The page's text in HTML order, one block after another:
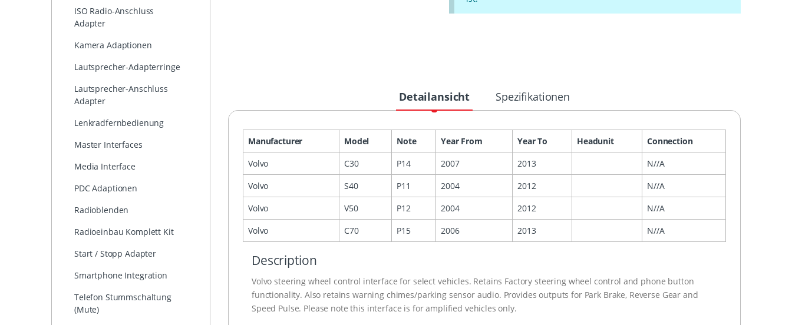
ISO Radio-Anschluss
Adapter
Kamera Adaptionen
Lautsprecher-Adapterringe
Lautsprecher-Anschluss
Adapter
Lenkradfernbedienung
Master Interfaces
Media Interface
PDC Adaptionen
Radioblenden
Radioeinbau Komplett Kit
Start / Stopp Adapter
Smartphone Integration
Telefon Stummschaltung
(Mute)
Detailansicht Spezifikationen
Manufacturer Model Note Year From Year To Headunit
Connection
Volvo
C30 P14 2007 2013
N//A
Volvo
S40 P11 2004 2012
N//A
Volvo
V50 P12 2004 2012
N//A
Volvo
C70 P15 2006 2013 N//A
Description
Volvo steering wheel control interface for select vehicles. Retains Factory steering wheel control and phone button
functionality. Also retains warning chimes/parking sensor audio. Provides outputs for Park Brake, Reverse Gear and
Speed Pulse. Please note this interface is for amplified vehicles only.